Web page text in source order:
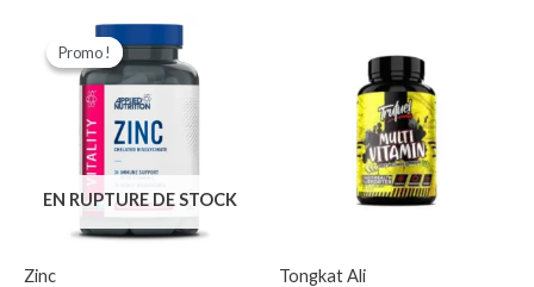
Promo !
EN RUPTURE DE STOCK
Promo !
Zinc
Le
prix
initial
était :
د.ج 4300.
Le
prix
actuel
est :
Tongkat Ali